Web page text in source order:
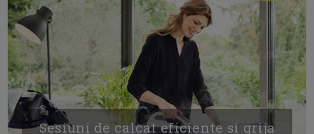
Sesiuni de calcat eficiente si grija